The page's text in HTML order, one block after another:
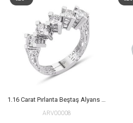
1.16 Carat Pırlanta Beştaş Alyans Yüzük
ARV00008